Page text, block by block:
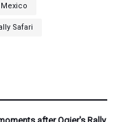
Mexico
Safari